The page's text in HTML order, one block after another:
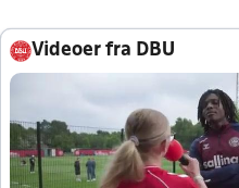
Videoer fra DBU